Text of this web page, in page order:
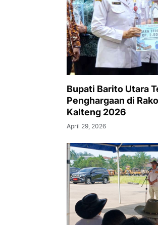
Bupati Barito Utara
Penghargaan di
Kalteng 2026
April 29, 2026